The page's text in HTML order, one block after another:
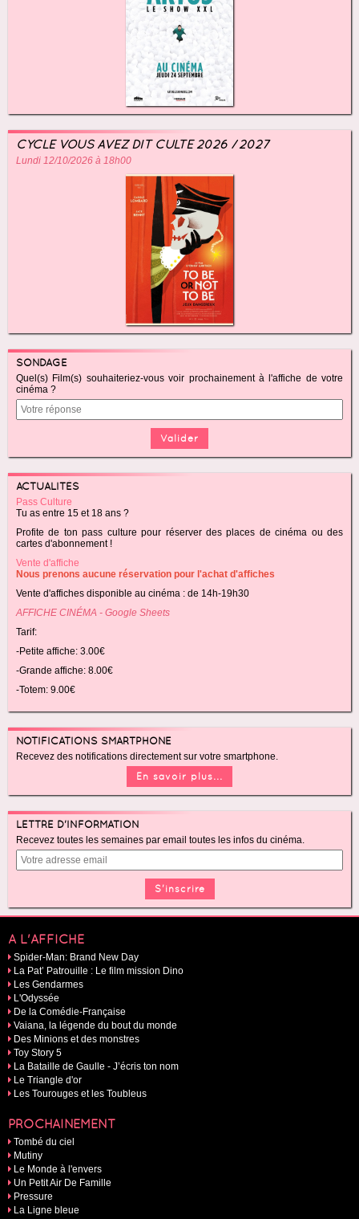
CYCLE VOUS AVEZ DIT CULTE 2026 / 2027
Lundi 12/10/2026 à 18h00
SONDAGE
Quel(s) Film(s) souhaiteriez-vous voir prochainement à l'affiche de votre
cinéma ?
ACTUALITÉS
Pass Culture
Tu as entre 15 et 18 ans ?
Profite de ton pass culture pour réserver des places de cinéma ou des
cartes d'abonnement !
Vente d'affiche
Nous prenons aucune réservation pour l'achat d'affiches
Vente d'affiches disponible au cinéma : de 14h-19h30
AFFICHE CINÉMA - Google Sheets
Tarif:
-Petite affiche: 3.00€
-Grande affiche: 8.00€
-Totem: 9.00€
NOTIFICATIONS SMARTPHONE
Recevez des notifications directement sur votre smartphone.
En savoir plus...
LETTRE D'INFORMATION
Recevez toutes les semaines par email toutes les infos du cinéma.
A L'AFFICHE
Spider-Man: Brand New Day
La Pat’ Patrouille : Le film mission Dino
Les Gendarmes
L'Odyssée
De la Comédie-Française
Vaiana, la légende du bout du monde
Des Minions et des monstres
Toy Story 5
La Bataille de Gaulle - J’écris ton nom
Le Triangle d'or
Les Tourouges et les Toubleus
PROCHAINEMENT
Tombé du ciel
Mutiny
Le Monde à l'envers
Un Petit Air De Famille
Pressure
La Ligne bleue